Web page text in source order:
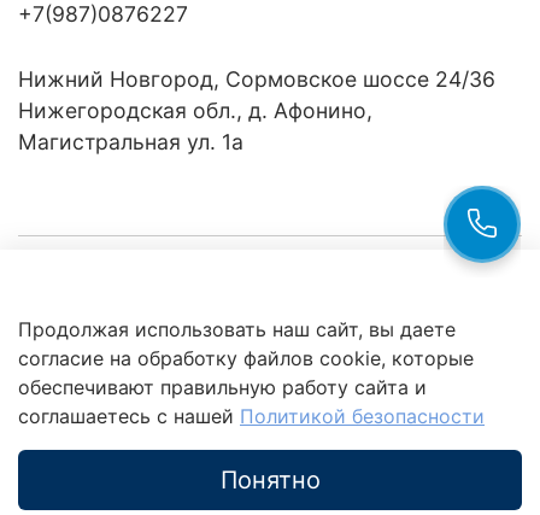
Клиентам
Это интересно
+7(987)0876227
Нижний Новгород, Сормовское шоссе 24/36
Нижегородская обл., д. Афонино,
Магистральная ул. 1а
Продолжая использовать наш сайт, вы даете
согласие на обработку файлов cookie, которые
обеспечивают правильную работу сайта и
соглашаетесь с нашей Политикой безопасности
Понятно
обработки